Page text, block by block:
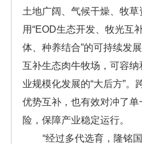
土地广阔、气候干燥、牧
用“EOD生态开发、牧光互
体、种养结合”的可持续发
互补生态肉牛牧场，可容
业规模化发展的“大后方”。
优势互补，也有效对冲了
险，保障产业稳定运行。
“经过多代选育，隆铭